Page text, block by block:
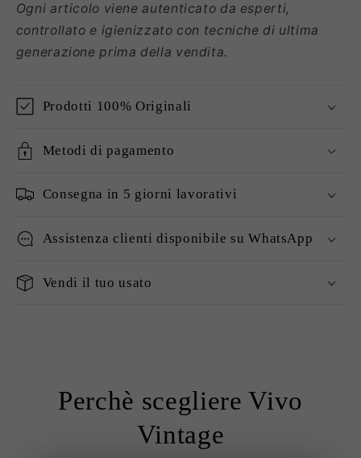
Ogni articolo viene autenticato da esperti,
controllato e igienizzato con tecniche di ultima
generazione prima della vendita.
Prodotti 100% Originali
Metodi di pagamento
Consegna in 5 giorni lavorativi
Assistenza clienti disponibile su WhatsApp
Vendi il tuo usato
Perchè scegliere Vivo
Vintage